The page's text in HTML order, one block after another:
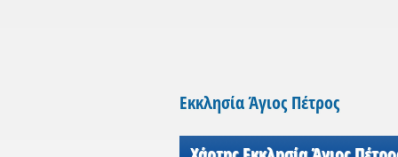
Εκκλησία Άγιος Πέτρος